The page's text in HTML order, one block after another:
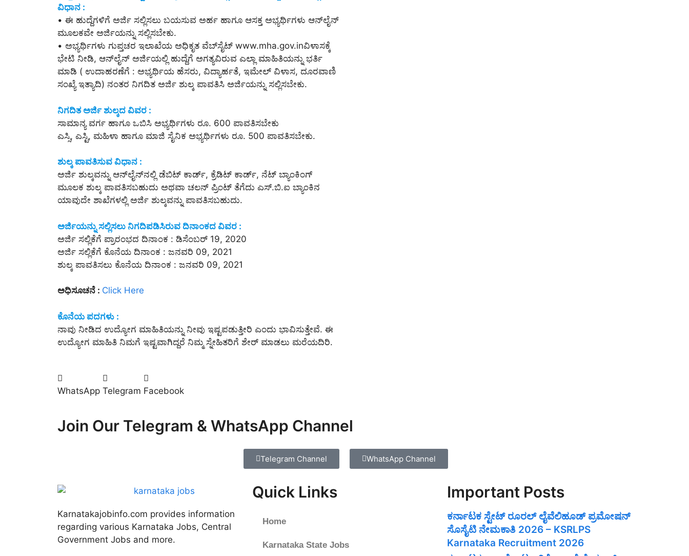
ವಿಧಾನ :
• ಈ ಹುದ್ದೆಗಳಿಗೆ ಅರ್ಜಿ ಸಲ್ಲಿಸಲು ಬಯಸುವ ಅರ್ಹ ಹಾಗೂ ಆಸಕ್ತ ಅಭ್ಯರ್ಥಿಗಳು ಆನ್‌ಲೈನ್‌
ಮೂಲಕವೇ ಅರ್ಜಿಯನ್ನು ಸಲ್ಲಿಸಬೇಕು.
• ಅಭ್ಯರ್ಥಿಗಳು ಗುಪ್ತಚರ ಇಲಾಖೆಯ ಅಧಿಕೃತ ವೆಬ್‌ಸೈಟ್ www.mha.gov.inವಿಳಾಸಕ್ಕೆ
ಭೇಟಿ ನೀಡಿ, ಆನ್‌ಲೈನ್‌ ಅರ್ಜಿಯಲ್ಲಿ ಹುದ್ದೆಗೆ ಅಗತ್ಯವಿರುವ ಎಲ್ಲಾ ಮಾಹಿತಿಯನ್ನು ಭರ್ತಿ
ಮಾಡಿ ( ಉದಾಹರಣೆಗೆ : ಅಭ್ಯರ್ಥಿಯ ಹೆಸರು, ವಿದ್ಯಾರ್ಹತೆ, ಇಮೇಲ್ ವಿಳಾಸ, ದೂರವಾಣಿ
ಸಂಖ್ಯೆ ಇತ್ಯಾದಿ) ನಂತರ ನಿಗದಿತ ಅರ್ಜಿ ಶುಲ್ಕ ಪಾವತಿಸಿ ಅರ್ಜಿಯನ್ನು ಸಲ್ಲಿಸಬೇಕು.
ನಿಗದಿತ ಅರ್ಜಿ ಶುಲ್ಕದ ವಿವರ :
ಸಾಮಾನ್ಯ ವರ್ಗ ಹಾಗೂ ಒಬಿಸಿ ಅಭ್ಯರ್ಥಿಗಳು ರೂ. 600 ಪಾವತಿಸಬೇಕು
ಎಸ್ಸಿ, ಎಸ್ಟಿ, ಮಹಿಳಾ ಹಾಗೂ ಮಾಜಿ ಸೈನಿಕ ಅಭ್ಯರ್ಥಿಗಳು ರೂ. 500 ಪಾವತಿಸಬೇಕು.
ಶುಲ್ಕ ಪಾವತಿಸುವ ವಿಧಾನ :
ಅರ್ಜಿ ಶುಲ್ಕವನ್ನು ಆನ್‌ಲೈನ್‌ನಲ್ಲಿ ಡೆಬಿಟ್ ಕಾರ್ಡ್, ಕ್ರೆಡಿಟ್ ಕಾರ್ಡ್, ನೆಟ್ ಬ್ಯಾಂಕಿಂಗ್
ಮೂಲಕ ಶುಲ್ಕ ಪಾವತಿಸಬಹುದು ಅಥವಾ ಚಲನ್ ಪ್ರಿಂಟ್ ತೆಗೆದು ಎಸ್.ಬಿ.ಐ ಬ್ಯಾಂಕಿನ
ಯಾವುದೇ ಶಾಖೆಗಳಲ್ಲಿ ಅರ್ಜಿ ಶುಲ್ಕವನ್ನು ಪಾವತಿಸಬಹುದು.
ಅರ್ಜಿಯನ್ನು ಸಲ್ಲಿಸಲು ನಿಗದಿಪಡಿಸಿರುವ ದಿನಾಂಕದ ವಿವರ :
ಅರ್ಜಿ ಸಲ್ಲಿಕೆಗೆ ಪ್ರಾರಂಭದ ದಿನಾಂಕ : ಡಿಸೆಂಬರ್ 19, 2020
ಅರ್ಜಿ ಸಲ್ಲಿಕೆಗೆ ಕೊನೆಯ ದಿನಾಂಕ : ಜನವರಿ 09, 2021
ಶುಲ್ಕ ಪಾವತಿಸಲು ಕೊನೆಯ ದಿನಾಂಕ : ಜನವರಿ 09, 2021
ಅಧಿಸೂಚನೆ : Click Here
ಕೊನೆಯ ಪದಗಳು :
ನಾವು ನೀಡಿದ ಉದ್ಯೋಗ ಮಾಹಿತಿಯನ್ನು ನೀವು ಇಷ್ಟಪಡುತ್ತೀರಿ ಎಂದು ಭಾವಿಸುತ್ತೇವೆ. ಈ
ಉದ್ಯೋಗ ಮಾಹಿತಿ ನಿಮಗೆ ಇಷ್ಟವಾಗಿದ್ದರೆ ನಿಮ್ಮ ಸ್ನೇಹಿತರಿಗೆ ಶೇರ್ ಮಾಡಲು ಮರೆಯದಿರಿ.
WhatsApp Telegram Facebook
Join Our Telegram & WhatsApp Channel
Telegram Channel WhatsApp Channel
Karnatakajobinfo.com provides information
regarding various Karnataka Jobs, Central
Government Jobs and more.
Quick Links
Home
Karnataka State Jobs
Important Posts
ಕರ್ನಾಟಕ ಸ್ಟೇಟ್ ರೂರಲ್ ಲೈವೆಲಿಹೂಡ್ ಪ್ರಮೋಷನ್
ಸೊಸೈಟಿ ನೇಮಕಾತಿ 2026 – KSRLPS
Karnataka Recruitment 2026